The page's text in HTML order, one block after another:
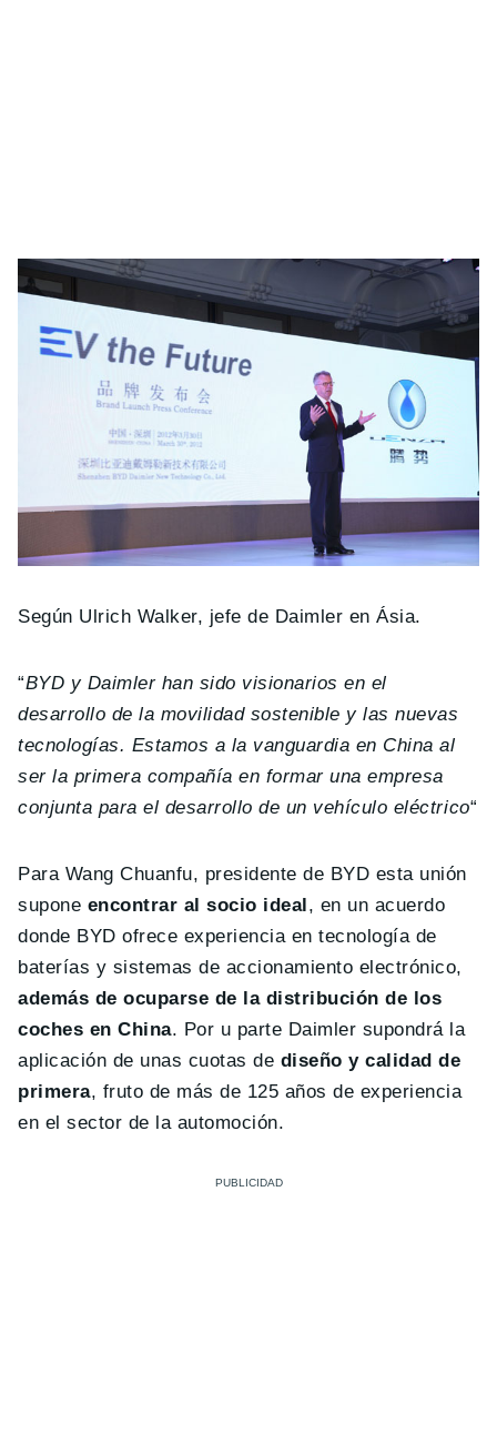
Según Ulrich Walker, jefe de Daimler en Ásia.
“BYD y Daimler han sido visionarios en el
desarrollo de la movilidad sostenible y las nuevas
tecnologías. Estamos a la vanguardia en China al
ser la primera compañía en formar una empresa
conjunta para el desarrollo de un vehículo eléctrico“
Para Wang Chuanfu, presidente de BYD esta unión
supone encontrar al socio ideal , en un acuerdo
donde BYD ofrece experiencia en tecnología de
baterías y sistemas de accionamiento electrónico,
además de ocuparse de la distribución de los
coches en China. Por u parte Daimler supondrá la
aplicación de unas cuotas de diseño y calidad de
primera, fruto de más de 125 años de experiencia
en el sector de la automoción.